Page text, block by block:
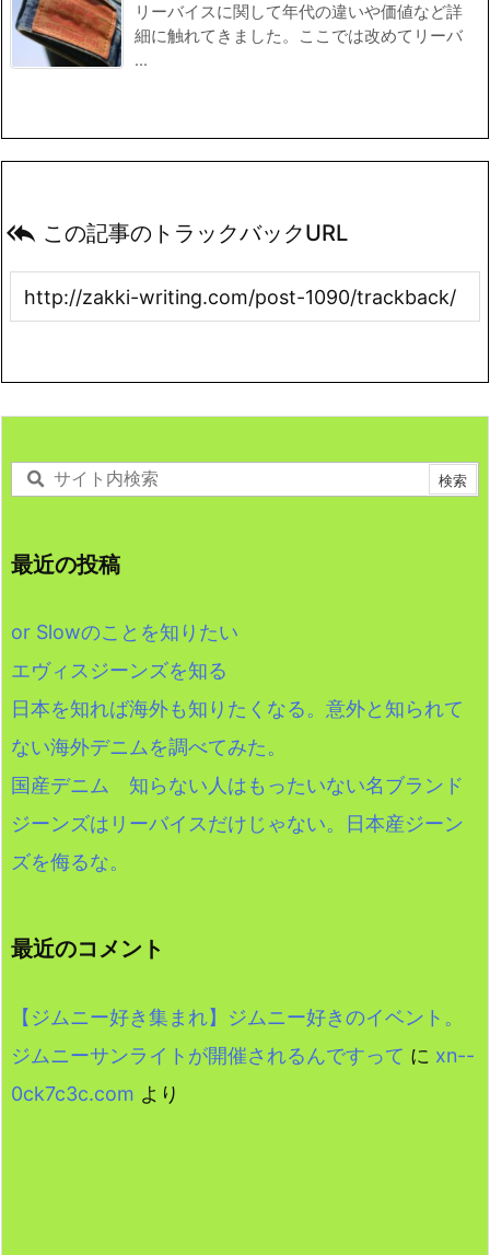
リーバイスに関して年代の違いや価値など詳
細に触れてきました。ここでは改めてリーバ
...
 この記事のトラックバックURL
最近の投稿
or Slowのことを知りたい
エヴィスジーンズを知る
日本を知れば海外も知りたくなる。意外と知られて
ない海外デニムを調べてみた。
国産デニム 知らない人はもったいない名ブランド
ジーンズはリーバイスだけじゃない。日本産ジーン
ズを侮るな。
最近のコメント
【ジムニー好き集まれ】ジムニー好きのイベント。
ジムニーサンライトが開催されるんですって に xn--
0ck7c3c.com より